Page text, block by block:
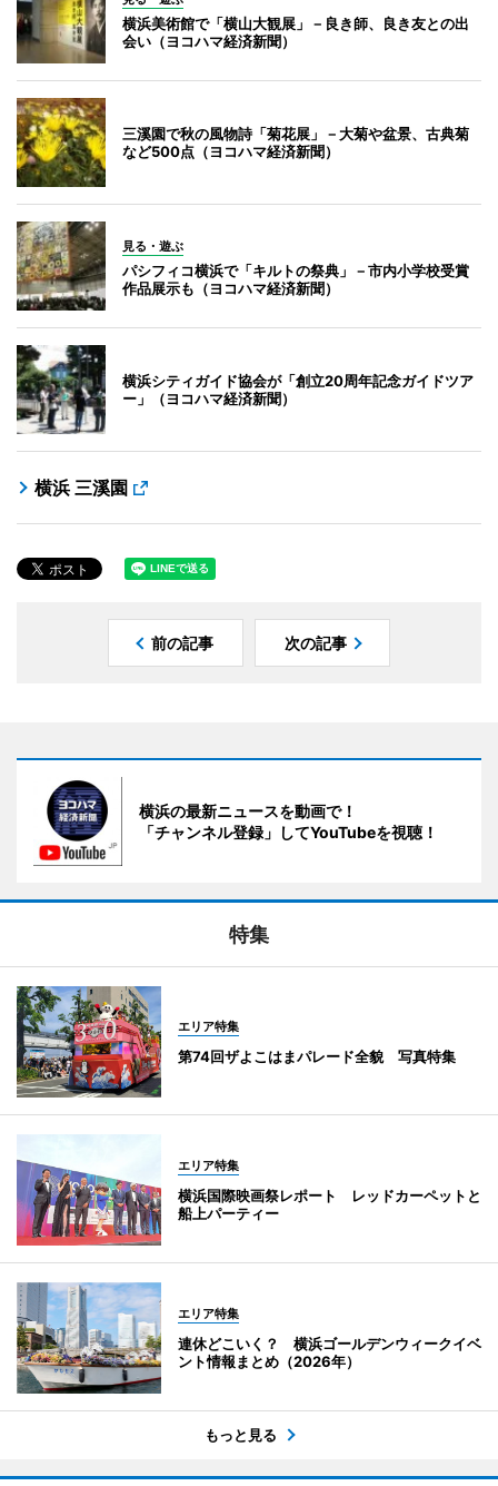
横浜美術館で「横山大観展」－良き師、良き友との出
会い（ヨコハマ経済新聞）
三溪園で秋の風物詩「菊花展」－大菊や盆景、古典菊
など500点（ヨコハマ経済新聞）
見る・遊ぶ
パシフィコ横浜で「キルトの祭典」－市内小学校受賞
作品展示も（ヨコハマ経済新聞）
横浜シティガイド協会が「創立20周年記念ガイドツア
ー」（ヨコハマ経済新聞）
横浜 三溪園
前の記事 次の記事
横浜の最新ニュースを動画で！
「チャンネル登録」してYouTubeを視聴！
特集
エリア特集
第74回ザよこはまパレード全貌 写真特集
エリア特集
横浜国際映画祭レポート レッドカーペットと
船上パーティー
エリア特集
連休どこいく？ 横浜ゴールデンウィークイベ
ント情報まとめ（2026年）
もっと見る